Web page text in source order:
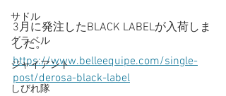
サドル
グラベル
ジャイアント
しびれ隊
3月に発注したBLACK LABELが入荷しま
した。
https://www.belleequipe.com/single-
post/derosa-black-label